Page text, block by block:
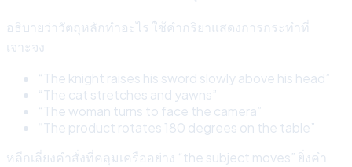
อธิบายว่าวัตถุหลักทำอะไร ใช้คำกริยาแสดงการกระทำที่
เจาะจง
“The knight raises his sword slowly above his head”
“The cat stretches and yawns”
“The woman turns to face the camera”
“The product rotates 180 degrees on the table”
หลีกเลี่ยงคำสั่งที่คลุมเครืออย่าง “the subject moves” ยิ่งคำ